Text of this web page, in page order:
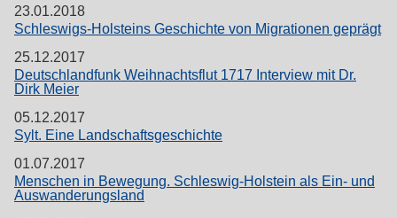
23.01.2018
Schleswigs-Holsteins Geschichte von Migrationen geprägt
25.12.2017
Deutschlandfunk Weihnachtsflut 1717 Interview mit Dr.
Dirk Meier
05.12.2017
Sylt. Eine Landschaftsgeschichte
01.07.2017
Menschen in Bewegung. Schleswig-Holstein als Ein- und
Auswanderungsland